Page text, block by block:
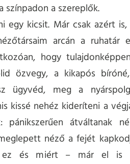
színpadon a szereplők.
egy kicsit. Már csak azért
arcán a ruhatár
hogy
özvegy, a kikapós
ügyvéd, meg a
kissé nehéz kideríteni a
átváltanak
néző a fejét
ez és miért – már el is